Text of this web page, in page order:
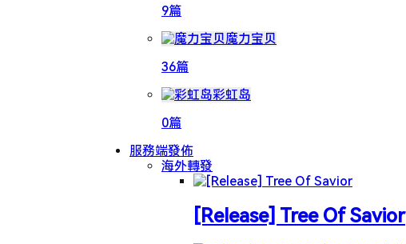
9篇
魔力宝贝
36篇
彩虹岛
0篇
服務端發佈
海外轉發
[Release] Tree Of Savior